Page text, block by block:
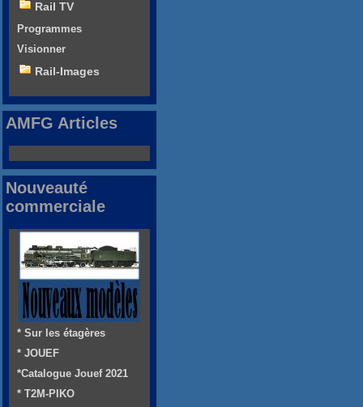
Rail TV
Programmes
Visionner
Rail-Images
AMFG Articles
Nouveauté
commerciale
* Sur les étagères
* JOUEF
*Catalogue Jouef 2021
* T2M-PIKO